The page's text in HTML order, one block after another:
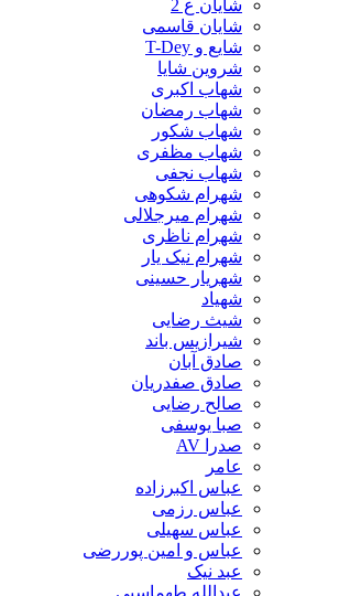
شایان ع 2
شایان قاسمی
شایع و T-Dey
شروین شایا
شهاب اکبری
شهاب رمضان
شهاب شکور
شهاب مظفری
شهاب نجفی
شهرام شکوهی
شهرام میرجلالی
شهرام ناظری
شهرام نیک یار
شهریار حسینی
شهیاد
شیث رضایی
شیرازیس باند
صادق آبان
صادق صفدریان
صالح رضایی
صبا یوسفی
صدرا AV
عامر
عباس اکبرزاده
عباس رزمی
عباس سهیلی
عباس و امین پوررضی
عبد نیک
عبدالله طهماسبی‎